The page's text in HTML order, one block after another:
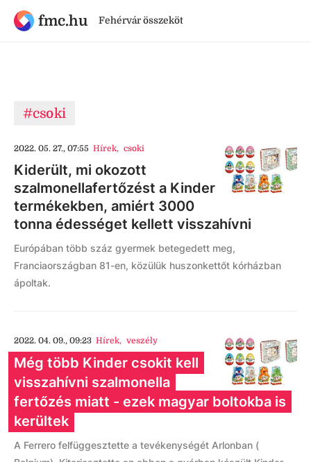
fmc.hu Fehérvár összeköt
#csoki
2022. 05. 27., 07:55 Hírek, csoki
Kiderült, mi okozott
szalmonellafertőzést a Kinder
termékekben, amiért 3000
tonna édességet kellett visszahívni
Európában több száz gyermek betegedett meg,
Franciaországban 81-en, közülük huszonkettőt kórházban
ápoltak.
2022. 04. 09., 09:23 Hírek, veszély
Még több Kinder csokit kell
visszahívni szalmonella
fertőzés miatt - ezek magyar boltokba is
kerültek
A Ferrero felfüggesztette a tevékenységét Arlonban (